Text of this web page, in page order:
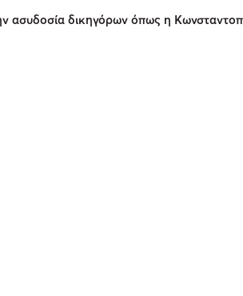
ασυδοσία δικηγόρων όπως η